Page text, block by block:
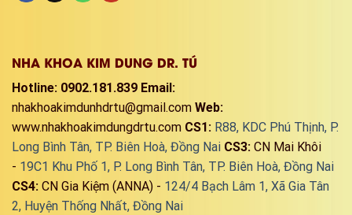
NHA KHOA KIM DUNG DR. TÚ
Hotline: 0902.181.839 Email:
nhakhoakimdunhdrtu@gmail.com Web:
www.nhakhoakimdungdrtu.com CS1: R88, KDC Phú Thịnh, P.
Long Bình Tân, TP. Biên Hoà, Đồng Nai CS3: CN Mai Khôi
- 19C1 Khu Phố 1, P. Long Bình Tân, TP. Biên Hoà, Đồng Nai
CS4: CN Gia Kiệm (ANNA) - 124/4 Bạch Lâm 1, Xã Gia Tân
2, Huyện Thống Nhất, Đồng Nai